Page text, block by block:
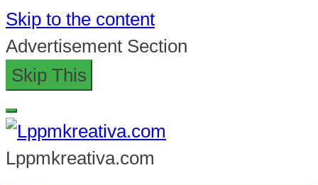
Skip to the content
Advertisement Section
Skip This
Lppmkreativa.com